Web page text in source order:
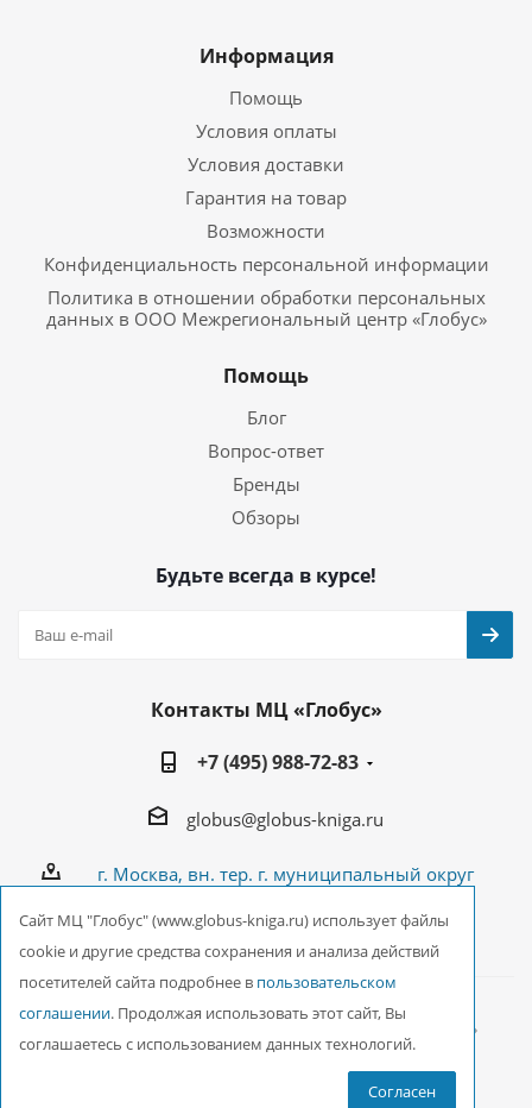
Информация
Помощь
Условия оплаты
Условия доставки
Гарантия на товар
Возможности
Конфиденциальность персональной информации
Политика в отношении обработки персональных
данных в ООО Межрегиональный центр «Глобус»
Помощь
Блог
Вопрос-ответ
Бренды
Обзоры
Будьте всегда в курсе!
Контакты МЦ «Глобус»
+7 (495) 988-72-83
globus@globus-kniga.ru
г. Москва, вн. тер. г. муниципальный округ
2026 © ООО Межрегиональный Центр «Глобус»
Cайт МЦ "Глобус" (www.globus-kniga.ru) использует файлы
cookie и другие средства сохранения и анализа действий
посетителей сайта подробнее в пользовательском
соглашении. Продолжая использовать этот сайт, Вы
соглашаетесь с использованием данных технологий.
Согласен